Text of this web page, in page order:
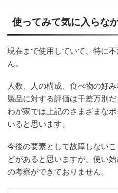
使ってみて気に入らな
現在まで使用していて、特に
ん。
人数、人の構成、食べ物の好
製品に対する評価は千差万別
わが家では上記のさまざまな
いると思います。
今後の要素として故障しない
どがあると思いますが、使い
の考察ができておりません。